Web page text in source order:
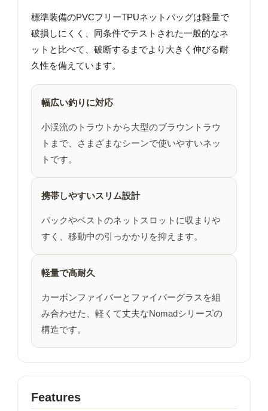
標準装備のPVCフリーTPUネットバッグは軽量で
破損しにくく、同条件でテストされた一般的なネ
ットと比べて、破断するまでより大きく伸びる耐
久性を備えています。
幅広い釣りに対応
小渓流のトラウトから大型のブラウントラウ
トまで、さまざまなシーンで使いやすいネッ
トです。
携帯しやすいスリム設計
パックやベストのネットスロットに収まりや
すく、移動中の引っかかりを抑えます。
軽量で高耐久
カーボンファイバーとファイバーグラスを組
み合わせた、軽くて丈夫なNomadシリーズの
構造です。
Features